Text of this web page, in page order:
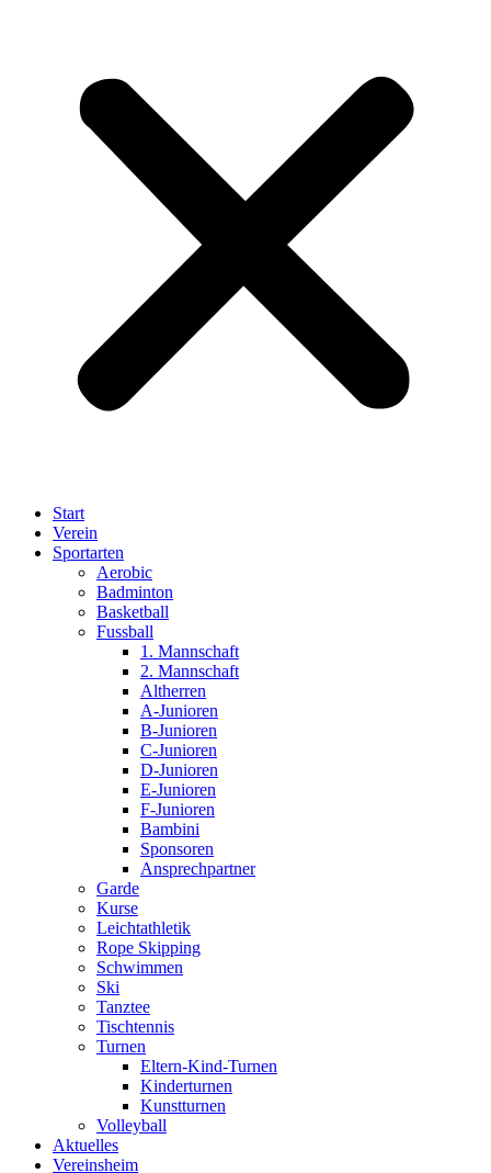
Start
Verein
Sportarten
Aerobic
Badminton
Basketball
Fussball
1. Mannschaft
2. Mannschaft
Altherren
A-Junioren
B-Junioren
C-Junioren
D-Junioren
E-Junioren
F-Junioren
Bambini
Sponsoren
Ansprechpartner
Garde
Kurse
Leichtathletik
Rope Skipping
Schwimmen
Ski
Tanztee
Tischtennis
Turnen
Eltern-Kind-Turnen
Kinderturnen
Kunstturnen
Volleyball
Aktuelles
Vereinsheim